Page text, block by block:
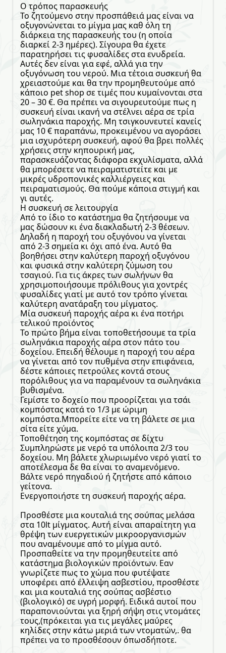
Ο τρόπος παρασκευής
Το ζητούμενο στην προσπάθειά μας είναι να
οξυγονώνεται το μίγμα μας καθ όλη τη
διάρκεια της παρασκευής του (η οποία
διαρκεί 2-3 ημέρες). Σίγουρα θα έχετε
παρατηρήσει τις φυσαλίδες στα ενυδρεία.
Αυτές δεν είναι για εφέ, αλλά για την
οξυγόνωση του νερού. Μια τέτοια συσκευή θα
χρειαστούμε και θα την προμηθευτούμε από
κάποιο pet shop σε τιμές που κυμαίνονται στα
20 – 30 €. Θα πρέπει να σιγουρευτούμε πως η
συσκευή είναι ικανή να στέλνει αέρα σε τρία
σωληνάκια παροχής. Μη τσιγκουνευτεί κανείς
μας 10 € παραπάνω, προκειμένου να αγοράσει
μια ισχυρότερη συσκευή, αφού θα βρει πολλές
χρήσεις στην κηπουρική μας,
παρασκευάζοντας διάφορα εκχυλίσματα, αλλά
θα μπορέσετε να πειραματιστείτε και με
μικρές υδροπονικές καλλιέργειες και
πειραματισμούς. Θα πούμε κάποια στιγμή και
γι αυτές.
Η συσκευή σε λειτουργία
Από το ίδιο το κατάστημα θα ζητήσουμε να
μας δώσουν κι ένα διακλαδωτή 2-3 θέσεων.
Δηλαδή η παροχή του οξυγόνου να γίνεται
από 2-3 σημεία κι όχι από ένα. Αυτό θα
βοηθήσει στην καλύτερη παροχή οξυγόνου
και φυσικά στην καλύτερη ζύμωση του
τσαγιού. Για τις άκρες των σωλήνων θα
χρησιμοποιήσουμε πρόλιθους για χοντρές
φυσαλίδες γιατί με αυτό τον τρόπο γίνεται
καλύτερη ανατάραξη του μίγματος.
Μία συσκευή παροχής αέρα κι ένα ποτήρι
τελικού προϊόντος
Το πρώτο βήμα είναι τοποθετήσουμε τα τρία
σωληνάκια παροχής αέρα στον πάτο του
δοχείου. Επειδή θέλουμε η παροχή του αέρα
να γίνεται από τον πυθμένα στην επιφάνεια,
δέστε κάποιες πετρούλες κοντά στους
πορόλιθους για να παραμένουν τα σωληνάκια
βυθισμένα.
Γεμίστε το δοχείο που προορίζεται για τσάι
κομπόστας κατά το 1/3 με ώριμη
κομπόστα.Μπορείτε είτε να τη βάλετε σε μια
σίτα είτε χύμα.
Τοποθέτηση της κομπόστας σε δίχτυ
Συμπληρώστε με νερό τα υπόλοιπα 2/3 του
δοχείου. Μη βάλετε χλωριωμένο νερό γιατί το
αποτέλεσμα δε θα είναι το αναμενόμενο.
Βάλτε νερό πηγαδιού ή ζητήστε από κάποιο
γείτονα.
Ενεργοποιήστε τη συσκευή παροχής αέρα.
Προσθέστε μια κουταλιά της σούπας μελάσα
στα 10lt μίγματος. Αυτή είναι απαραίτητη για
θρέψη των ευεργετικών μικροοργανισμών
που αναμένουμε από το μίγμα αυτό.
Προσπαθείτε να την προμηθευτείτε από
κατάστημα βιολογικών προϊόντων. Εαν
γνωρίζετε πως το χώμα που φυτέψατε
υποφέρει από έλλειψη ασβεστίου, προσθέστε
και μια κουταλιά της σούπας ασβέστιο
(βιολογικό) σε υγρή μορφή. Ειδικά αυτοί που
παραπονιούνται για ξηρή σήψη στις ντομάτες
τους,(πρόκειται για τις μεγάλες μαύρες
κηλίδες στην κάτω μεριά των ντοματών,. θα
πρέπει να το προσθέσουν όπωσδήποτε.